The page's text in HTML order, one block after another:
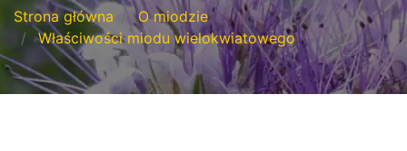
Strona główna
O miodzie
Właściwości miodu wielokwiatowego